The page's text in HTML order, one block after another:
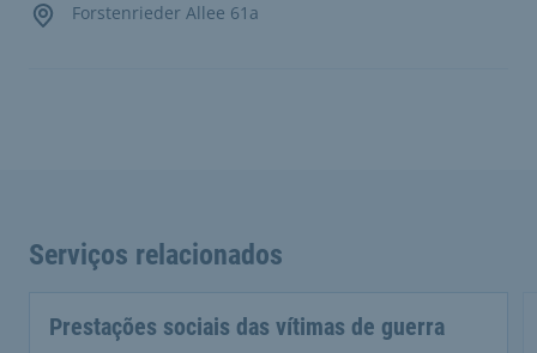
Forstenrieder Allee 61a
Serviços relacionados
Prestações sociais das vítimas de guerra